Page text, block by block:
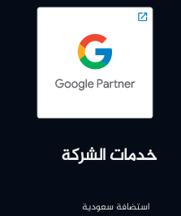
خدمات الشركة
استضافة سعودية